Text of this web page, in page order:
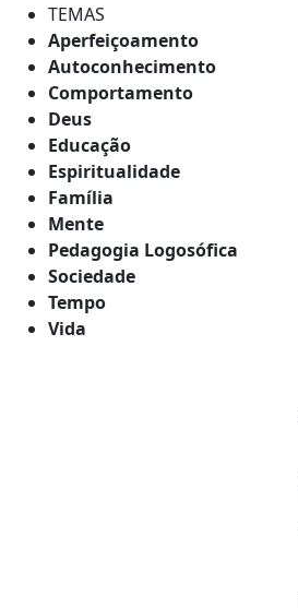
TEMAS
Aperfeiçoamento
Autoconhecimento
Comportamento
Deus
Educação
Espiritualidade
Família
Mente
Pedagogia Logosófica
Sociedade
Tempo
Vida